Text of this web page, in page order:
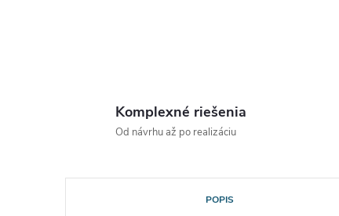
Komplexné riešenia
Od návrhu až po realizáciu
POPIS